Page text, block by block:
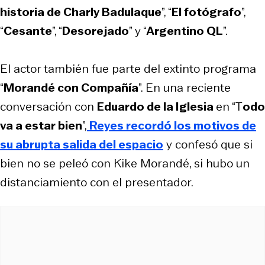
historia de Charly Badulaque”, “El fotógrafo”,
“Cesante”, “Desorejado” y “Argentino QL”.
El actor también fue parte del extinto programa
“Morandé con Compañía”. En una reciente
conversación con Eduardo de la Iglesiaen “Todo
va a estar bien”, Reyes recordó los motivos de
su abrupta salida del espacio y confesó que si
bien no se peleó con Kike Morandé, si hubo un
distanciamiento con el presentador.